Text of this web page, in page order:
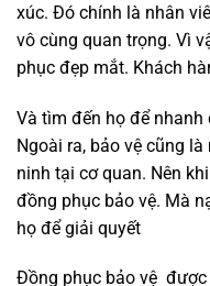
xúc. Đó chính là nhân
vô cùng quan trọng. Vì
phục đẹp mắt. Khách
Và tìm đến họ để
Ngoài ra, bảo vệ cũng
ninh tại cơ quan. Nên
đồng phục bảo vệ. Mà
họ để giải quyết
Đồng phục bảo vệ